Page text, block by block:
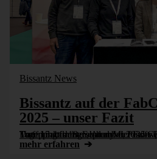
Bissantz News
Bissantz auf der
2025 – unser Fazit
Vom 15. bis 18. September 2025 war Wien der europäische Treffpunkt der globalen Microsoft-Fabric-Community. Vier Tage lang drehte sich auf der FabCon Vienna 2025 alles um Datenplattformen,
mehr erfahren